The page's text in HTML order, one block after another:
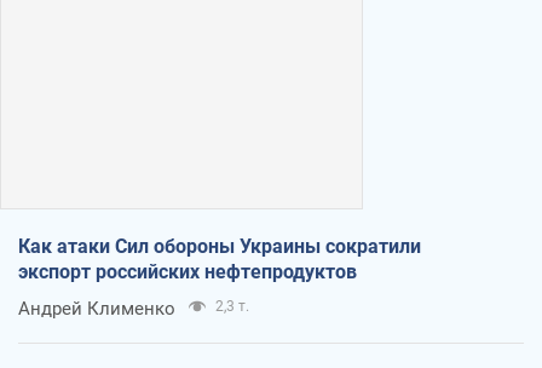
Как атаки Сил обороны Украины сократили
экспорт российских нефтепродуктов
Андрей Клименко 2,3 т.